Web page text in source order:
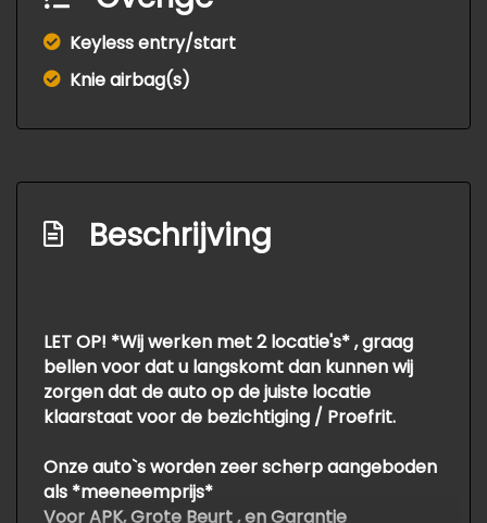
Keyless entry/start
Knie airbag(s)
Beschrijving
LET OP! *Wij werken met 2 locatie's* , graag
bellen voor dat u langskomt dan kunnen wij
zorgen dat de auto op de juiste locatie
klaarstaat voor de bezichtiging / Proefrit.
Onze auto`s worden zeer scherp aangeboden
als *meeneemprijs*
Voor APK, Grote Beurt , en Garantie